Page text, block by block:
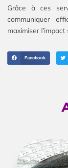
Grâce à ces
communiquer
maximiser
Facebook